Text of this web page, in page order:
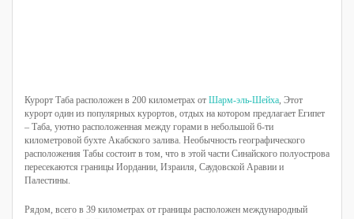
Курорт Таба расположен в 200 километрах от Шарм-эль-Шейха, Этот
курорт один из популярных курортов, отдых на котором предлагает Египет
– Таба, уютно расположенная между горами в небольшой 6-ти
километровой бухте Акабского залива. Необычность географического
расположения Табы состоит в том, что в этой части Синайского полуострова
пересекаются границы Иордании, Израиля, Саудовской Аравии и
Палестины.
Рядом, всего в 39 километрах от границы расположен международный